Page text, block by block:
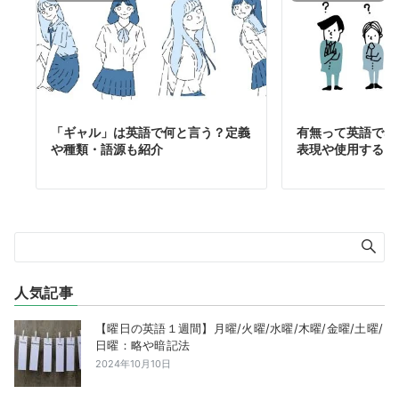
「ギャル」は英語で何と言う？定義
や種類・語源も紹介
有無って英語で
表現や使用する
人気記事
【曜日の英語１週間】月曜/火曜/水曜/木曜/金曜/土曜/
日曜：略や暗記法
2024年10月10日